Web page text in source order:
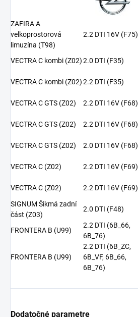
ZAFIRA A
velkoprostorová
limuzína (T98)
2.2 DTI 16V (F75)
VECTRA C kombi (Z02)2.0 DTI (F35)
VECTRA C kombi (Z02)2.2 DTI (F35)
VECTRA C GTS (Z02) 2.2 DTI 16V (F68)
VECTRA C GTS (Z02) 2.2 DTI 16V (F68)
VECTRA C GTS (Z02) 2.0 DTI 16V (F68)
VECTRA C (Z02) 2.2 DTI 16V (F69)
VECTRA C (Z02) 2.2 DTI 16V (F69)
SIGNUM Šikmá zadní
část (Z03)
2.0 DTI (F48)
FRONTERA B (U99)
2.2 DTI (6B_66,
6B_76)
FRONTERA B (U99)
2.2 DTI (6B_ZC,
6B_VF, 6B_66,
6B_76)
Dodatočné parametre